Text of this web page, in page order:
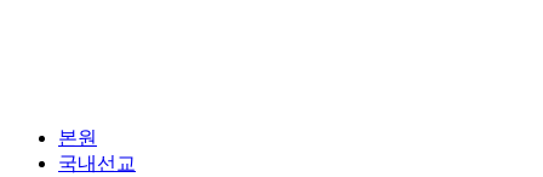
본원
국내선교